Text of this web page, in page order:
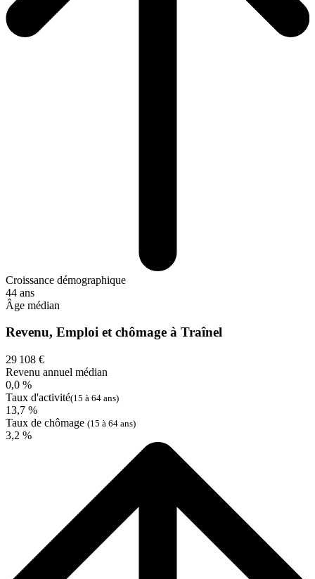
Croissance démographique
44 ans
Âge médian
Revenu, Emploi et chômage à Traînel
29 108 €
Revenu annuel médian
0,0 %
Taux d'activité(15 à 64 ans)
13,7 %
Taux de chômage (15 à 64 ans)
3,2 %